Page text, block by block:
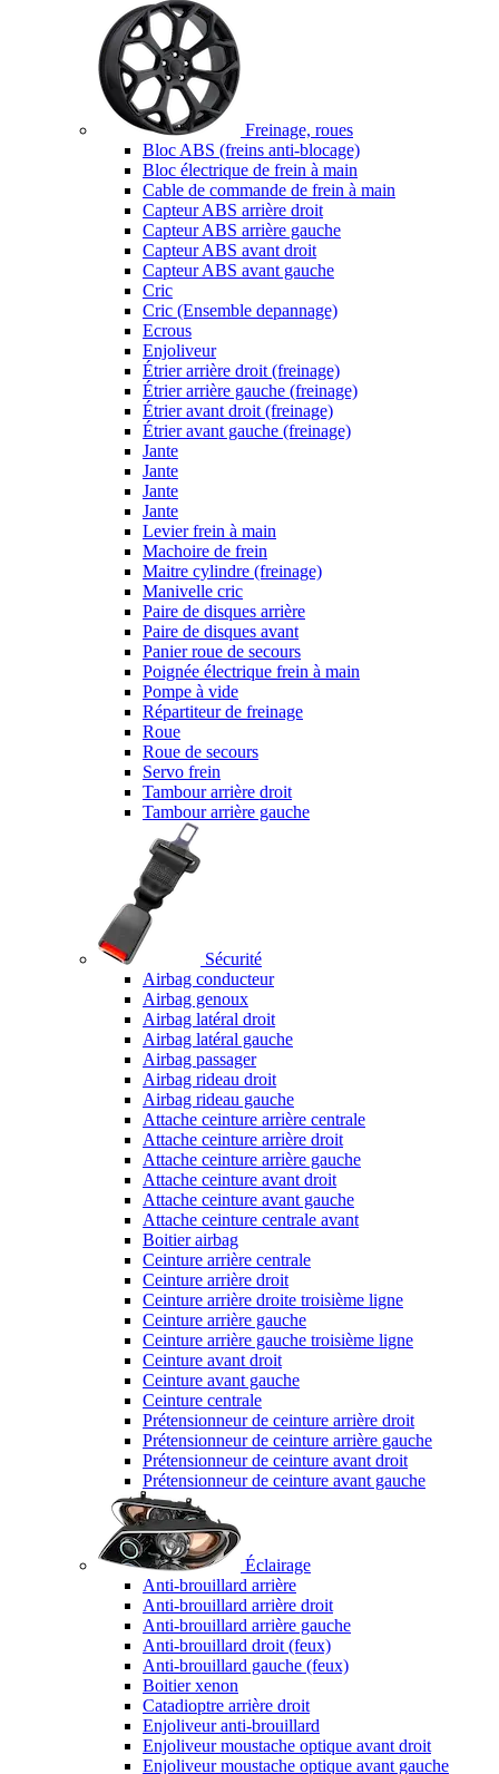
Freinage, roues
Bloc ABS (freins anti-blocage)
Bloc électrique de frein à main
Cable de commande de frein à main
Capteur ABS arrière droit
Capteur ABS arrière gauche
Capteur ABS avant droit
Capteur ABS avant gauche
Cric
Cric (Ensemble depannage)
Ecrous
Enjoliveur
Étrier arrière droit (freinage)
Étrier arrière gauche (freinage)
Étrier avant droit (freinage)
Étrier avant gauche (freinage)
Jante
Jante
Jante
Jante
Levier frein à main
Machoire de frein
Maitre cylindre (freinage)
Manivelle cric
Paire de disques arrière
Paire de disques avant
Panier roue de secours
Poignée électrique frein à main
Pompe à vide
Répartiteur de freinage
Roue
Roue de secours
Servo frein
Tambour arrière droit
Tambour arrière gauche
Sécurité
Airbag conducteur
Airbag genoux
Airbag latéral droit
Airbag latéral gauche
Airbag passager
Airbag rideau droit
Airbag rideau gauche
Attache ceinture arrière centrale
Attache ceinture arrière droit
Attache ceinture arrière gauche
Attache ceinture avant droit
Attache ceinture avant gauche
Attache ceinture centrale avant
Boitier airbag
Ceinture arrière centrale
Ceinture arrière droit
Ceinture arrière droite troisième ligne
Ceinture arrière gauche
Ceinture arrière gauche troisième ligne
Ceinture avant droit
Ceinture avant gauche
Ceinture centrale
Prétensionneur de ceinture arrière droit
Prétensionneur de ceinture arrière gauche
Prétensionneur de ceinture avant droit
Prétensionneur de ceinture avant gauche
Éclairage
Anti-brouillard arrière
Anti-brouillard arrière droit
Anti-brouillard arrière gauche
Anti-brouillard droit (feux)
Anti-brouillard gauche (feux)
Boitier xenon
Catadioptre arrière droit
Enjoliveur anti-brouillard
Enjoliveur moustache optique avant droit
Enjoliveur moustache optique avant gauche